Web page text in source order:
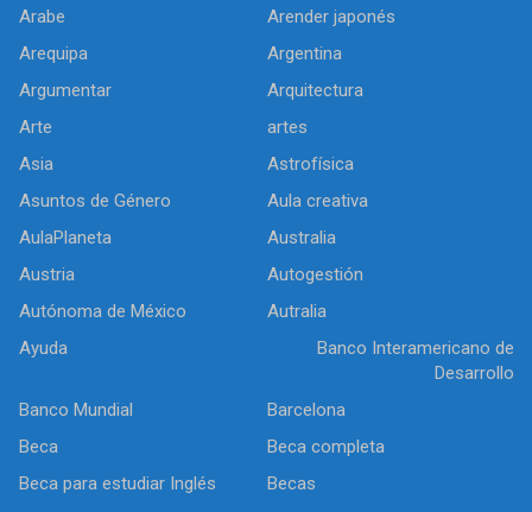
Arabe
Arender japonés
Arequipa
Argentina
Argumentar
Arquitectura
Arte
artes
Asia
Astrofísica
Asuntos de Género
Aula creativa
AulaPlaneta
Australia
Austria
Autogestión
Autónoma de México
Autralia
Ayuda
Banco Interamericano de
Desarrollo
Banco Mundial
Barcelona
Beca
Beca completa
Beca para estudiar Inglés
Becas